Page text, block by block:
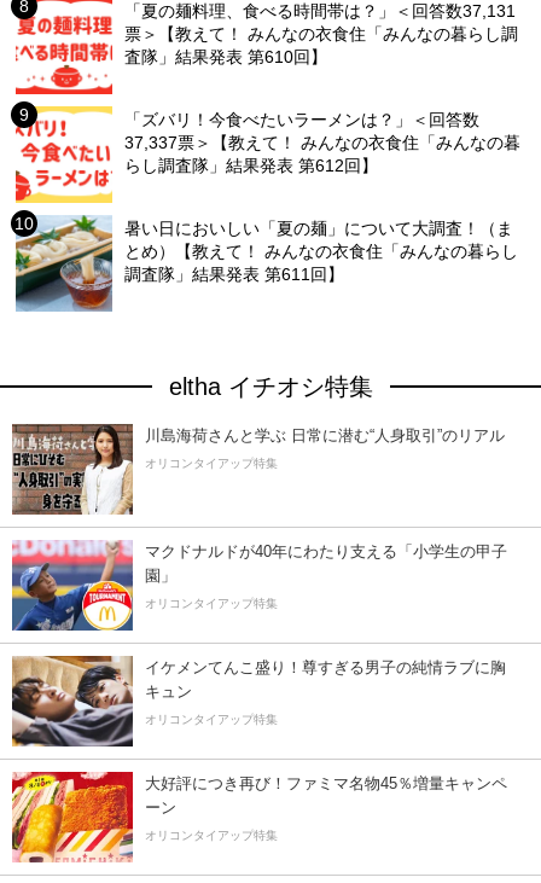
「夏の麺料理、食べる時間帯は？」＜回答数37,131
票＞【教えて！ みんなの衣食住「みんなの暮らし調
査隊」結果発表 第610回】
「ズバリ！今食べたいラーメンは？」＜回答数
37,337票＞【教えて！ みんなの衣食住「みんなの暮
らし調査隊」結果発表 第612回】
暑い日においしい「夏の麺」について大調査！（ま
とめ）【教えて！ みんなの衣食住「みんなの暮らし
調査隊」結果発表 第611回】
eltha イチオシ特集
川島海荷さんと学ぶ 日常に潜む“人身取引”のリアル
オリコンタイアップ特集
マクドナルドが40年にわたり支える「小学生の甲子
園」
オリコンタイアップ特集
イケメンてんこ盛り！尊すぎる男子の純情ラブに胸
キュン
オリコンタイアップ特集
大好評につき再び！ファミマ名物45％増量キャンペ
ーン
オリコンタイアップ特集